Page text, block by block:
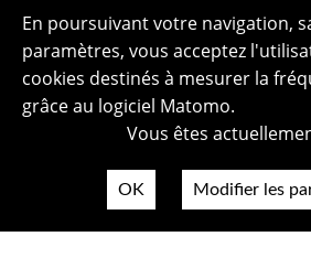
En poursuivant votre navigation,
paramètres, vous acceptez
cookies destinés à mesurer la
grâce au logiciel Matomo.
Vous êtes
OK Modifier les